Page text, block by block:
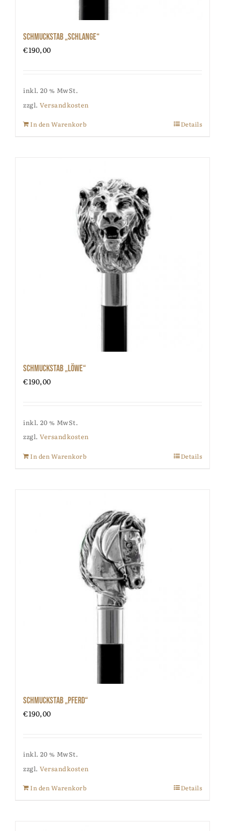
Schmuckstab „Schlange“
€190,00
inkl. 20 % MwSt.
zzgl. Versandkosten
In den Warenkorb Details
Schmuckstab „Löwe“
€190,00
inkl. 20 % MwSt.
zzgl. Versandkosten
In den Warenkorb Details
Schmuckstab „Pferd“
€190,00
inkl. 20 % MwSt.
zzgl. Versandkosten
In den Warenkorb Details